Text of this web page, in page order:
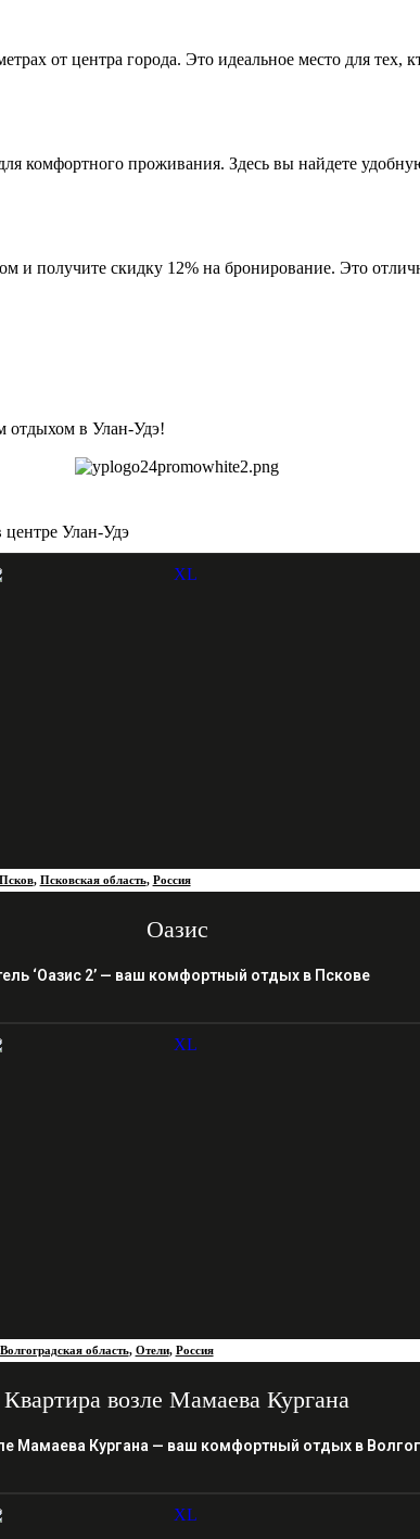
от центра города. Это идеальное место для тех,
комфортного проживания. Здесь вы найдете
и получите скидку 12% на бронирование. Это
отдыхом в Улан-Удэ!
центре Улан-Удэ
Псков, Псковская область, Россия
Оазис
‘Оазис 2’ — ваш комфортный отдых в Пскове
Волгоградская область, Отели, Россия
Квартира возле Мамаева Кургана
Мамаева Кургана — ваш комфортный отдых в